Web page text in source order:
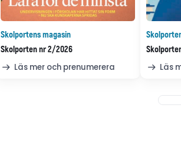
Skolportens magasin
Skolporten nr 2/2026
Läs mer och prenumerera
Läs